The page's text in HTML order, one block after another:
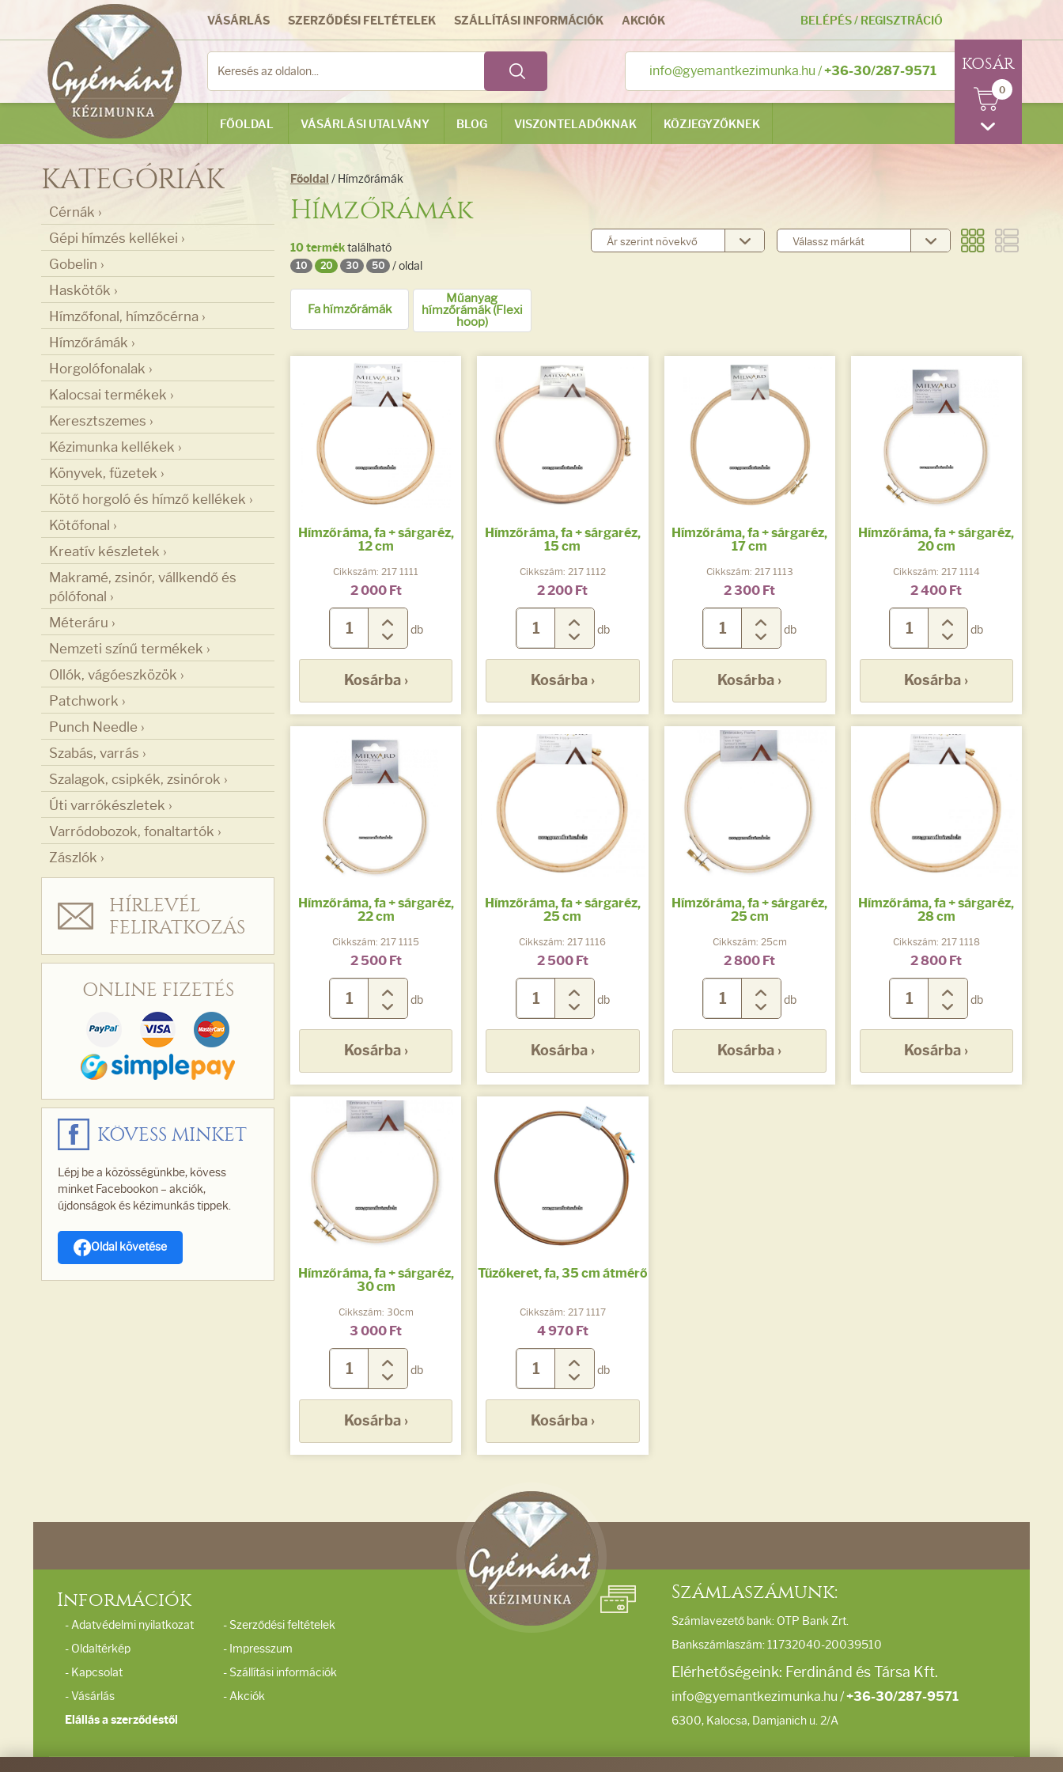
VÁSÁRLÁS SZERZŐDÉSI FELTÉTELEK SZÁLLÍTÁSI INFORMÁCIÓK AKCIÓK
info@gyemantkezimunka.hu /+36-30/287-9571
BELÉPÉS/ REGISZTRÁCIÓ
KOSÁR
0
FŐOLDAL VÁSÁRLÁSI UTALVÁNY BLOG VISZONTELADÓKNAK KÖZJEGYZŐKNEK
KATEGÓRIÁK
Cérnák ›
Gépi hímzés kellékei ›
Gobelin ›
Haskötők ›
Hímzőfonal, hímzőcérna ›
Hímzőrámák ›
Horgolófonalak ›
Kalocsai termékek ›
Keresztszemes ›
Kézimunka kellékek ›
Könyvek, füzetek ›
Kötő horgoló és hímző kellékek ›
Kötőfonal ›
Kreatív készletek ›
Makramé, zsinór, vállkendő és
pólófonal ›
Méteráru ›
Nemzeti színű termékek ›
Ollók, vágóeszközök ›
Patchwork ›
Punch Needle ›
Szabás, varrás ›
Szalagok, csipkék, zsinórok ›
Úti varrókészletek ›
Varródobozok, fonaltartók ›
Zászlók ›
HÍRLEVÉL
FELIRATKOZÁS
ONLINE FIZETÉS
KÖVESS MINKET
Lépj be a közösségünkbe, kövess
minket Facebookon – akciók,
újdonságok és kézimunkás tippek.
Oldal követése
Főoldal / Hímzőrámák
Hímzőrámák
10 terméktalálható
10 20 30 50 / oldal
Fa hímzőrámák
Műanyag
hímzőrámák (Flexi
hoop)
Hímzőráma, fa + sárgaréz,
12 cm
Cikkszám: 217 1111
2 000 Ft
db
Kosárba ›
Hímzőráma, fa + sárgaréz,
15 cm
Cikkszám: 217 1112
2 200 Ft
db
Kosárba ›
Hímzőráma, fa + sárgaréz,
17 cm
Cikkszám: 217 1113
2 300 Ft
db
Kosárba ›
Hímzőráma, fa + sárgaréz,
20 cm
Cikkszám: 217 1114
2 400 Ft
db
Kosárba ›
Hímzőráma, fa + sárgaréz,
22 cm
Cikkszám: 217 1115
2 500 Ft
db
Kosárba ›
Hímzőráma, fa + sárgaréz,
25 cm
Cikkszám: 217 1116
2 500 Ft
db
Kosárba ›
Hímzőráma, fa + sárgaréz,
25 cm
Cikkszám: 25cm
2 800 Ft
db
Kosárba ›
Hímzőráma, fa + sárgaréz,
28 cm
Cikkszám: 217 1118
2 800 Ft
db
Kosárba ›
Hímzőráma, fa + sárgaréz,
30 cm
Cikkszám: 30cm
3 000 Ft
db
Kosárba ›
Tűzőkeret, fa, 35 cm átmérő
Cikkszám: 217 1117
4 970 Ft
db
Kosárba ›
Információk
- Adatvédelmi nyilatkozat
- Oldaltérkép
- Kapcsolat
- Vásárlás
Elállás a szerződéstől
- Szerződési feltételek
- Impresszum
- Szállítási információk
- Akciók
Számlaszámunk:
Számlavezető bank: OTP Bank Zrt.
Bankszámlaszám: 11732040-20039510
Elérhetőségeink: Ferdinánd és Társa Kft.
info@gyemantkezimunka.hu /+36-30/287-9571
6300, Kalocsa, Damjanich u. 2/A